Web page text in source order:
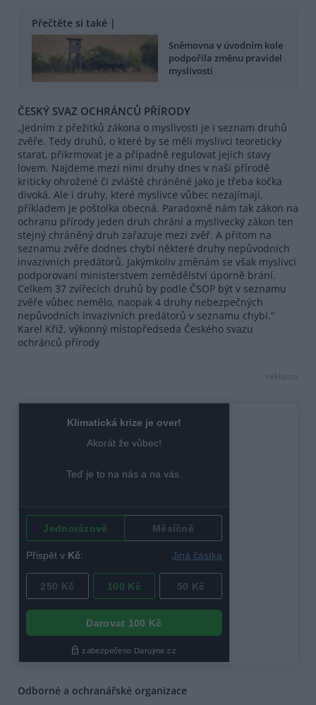
Přečtěte si také |
Sněmovna v úvodním kole
podpořila změnu pravidel
myslivosti
ČESKÝ SVAZ OCHRÁNCŮ PŘÍRODY
„Jedním z přežitků zákona o myslivosti je i seznam druhů
zvěře. Tedy druhů, o které by se měli myslivci teoreticky
starat, přikrmovat je a případně regulovat jejich stavy
lovem. Najdeme mezi nimi druhy dnes v naší přírodě
kriticky ohrožené či zvláště chráněné jako je třeba kočka
divoká. Ale i druhy, které myslivce vůbec nezajímají,
příkladem je poštolka obecná. Paradoxně nám tak zákon na
ochranu přírody jeden druh chrání a myslivecký zákon ten
stejný chráněný druh zařazuje mezi zvěř. A přitom na
seznamu zvěře dodnes chybí některé druhy nepůvodních
invazivních predátorů. Jakýmkoliv změnám se však myslivci
podporovaní ministerstvem zemědělství úporně brání.
Celkem 37 zvířecích druhů by podle ČSOP být v seznamu
zvěře vůbec nemělo, naopak 4 druhy nebezpečných
nepůvodních invazivních predátorů v seznamu chybí.“
Karel Kříž, výkonný místopředseda Českého svazu
ochránců přírody
reklama
Odborné a ochranářské organizace